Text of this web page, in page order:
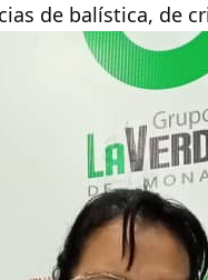
de balística, de